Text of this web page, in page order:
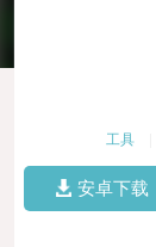
工具
安卓下载